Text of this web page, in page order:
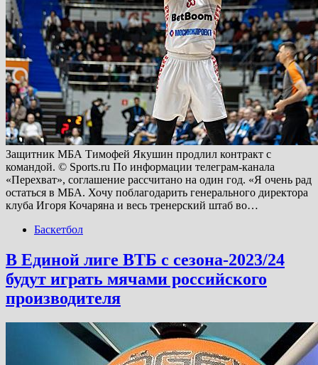
Защитник МБА Тимофей Якушин продлил контракт с
командой. © Sports.ru По информации телеграм-канала
«Перехват», соглашение рассчитано на один год. «Я очень рад
остаться в МБА. Хочу поблагодарить генерального директора
клуба Игоря Кочаряна и весь тренерский штаб во…
Баскетбол
В Единой лиге ВТБ с сезона-2023/24
будут играть мячами российского
производителя